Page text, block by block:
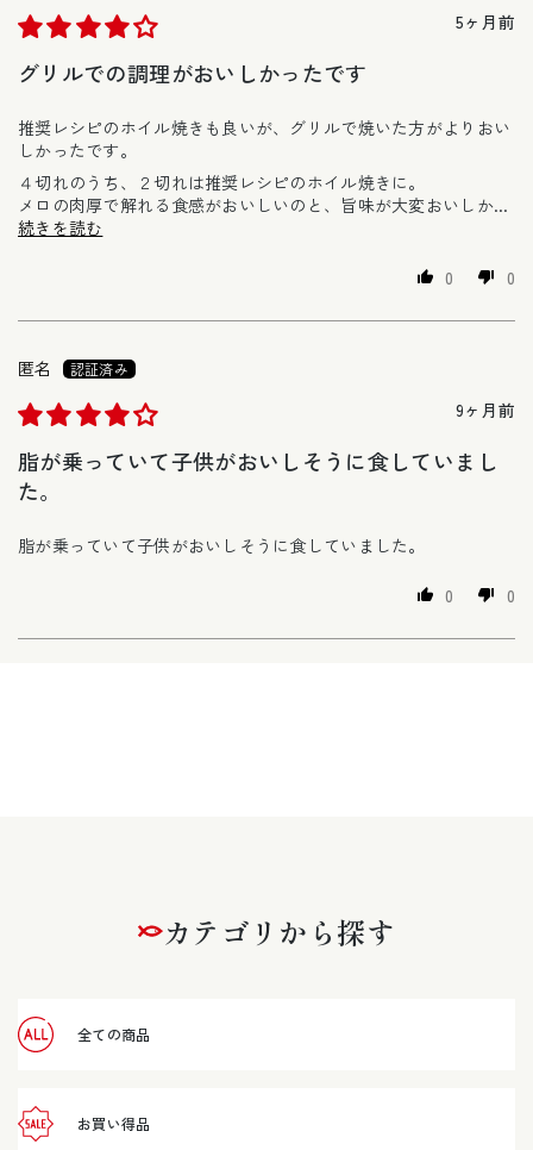
5ヶ月前
グリルでの調理がおいしかったです
推奨レシピのホイル焼きも良いが、グリルで焼いた方がよりおい
しかったです。
４切れのうち、２切れは推奨レシピのホイル焼きに。
メロの肉厚で解れる食感がおいしいのと、旨味が大変おいしか...
続きを読む
0 0
9ヶ月前
匿名
脂が乗っていて子供がおいしそうに食していまし
た。
脂が乗っていて子供がおいしそうに食していました。
0 0
カテゴリから探す
全ての商品
お買い得品